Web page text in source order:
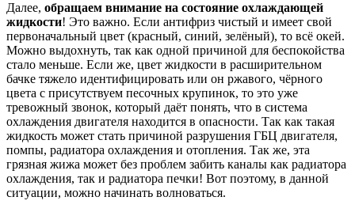
Далее, обращаем внимание на состояние охлаждающей
жидкости! Это важно. Если антифриз чистый и имеет свой
первоначальный цвет (красный, синий, зелёный), то всё окей.
Можно выдохнуть, так как одной причиной для беспокойства
стало меньше. Если же, цвет жидкости в расширительном
бачке тяжело идентифицировать или он ржавого, чёрного
цвета с присутствуем песочных крупинок, то это уже
тревожный звонок, который даёт понять, что в система
охлаждения двигателя находится в опасности. Так как такая
жидкость может стать причиной разрушения ГБЦ двигателя,
помпы, радиатора охлаждения и отопления. Так же, эта
грязная жижа может без проблем забить каналы как радиатора
охлаждения, так и радиатора печки! Вот поэтому, в данной
ситуации, можно начинать волноваться.